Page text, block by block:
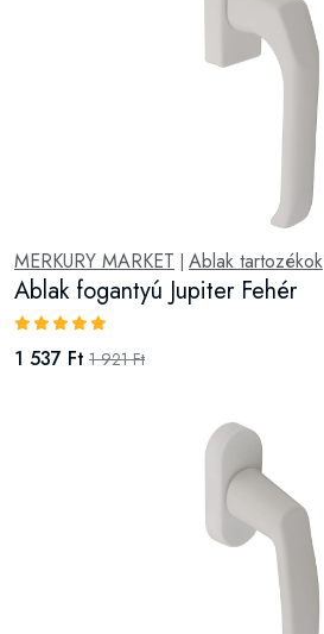
MERKURY MARKET Ablak tartozékok
Ablak fogantyú Jupiter Fehér
1 537 Ft 1 921 Ft